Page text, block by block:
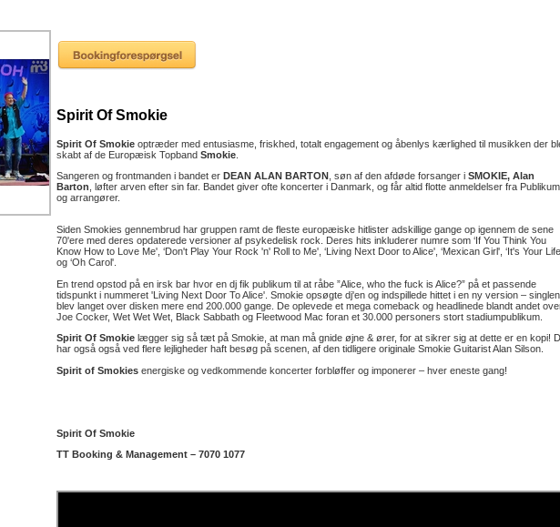
Spirit Of Smokie
Spirit Of Smokieoptræder med entusiasme, friskhed, totalt engagement og åbenlys kærlighed til musikken der
skabt af de Europæisk Topband Smokie.
Sangeren og frontmanden i bandet er DEAN ALAN BARTON, søn af den afdøde forsanger i SMOKIE, Alan
Barton , løfter arven efter sin far. Bandet giver ofte koncerter i Danmark, og får altid flotte anmeldelser fra Publikum,
og arrangører.
Siden Smokies gennembrud har gruppen ramt de fleste europæiske hitlister adskillige gange op igennem de sene
70'ere med deres opdaterede versioner af psykedelisk rock. Deres hits inkluderer numre som ‘If You Think You
Know How to Love Me', ‘Don't Play Your Rock 'n' Roll to Me', ‘Living Next Door to Alice', ‘Mexican Girl', ‘It's Your
og ‘Oh Carol'.
En trend opstod på en irsk bar hvor en dj fik publikum til at råbe ”Alice, who the fuck is Alice?” på et passende
tidspunkt i nummeret 'Living Next Door To Alice'. Smokie opsøgte dj'en og indspillede hittet i en ny version – singlen
blev langet over disken mere end 200.000 gange. De oplevede et mega comeback og headlinede blandt andet
Joe Cocker, Wet Wet Wet, Black Sabbath og Fleetwood Mac foran et 30.000 personers stort stadiumpublikum.
Spirit Of Smokielægger sig så tæt på Smokie, at man må gnide øjne & ører, for at sikrer sig at dette er en kopi!
har også også ved flere lejligheder haft besøg på scenen, af den tidligere originale Smokie Guitarist Alan Silson.
Spirit of Smokiesenergiske og vedkommende koncerter forbløffer og imponerer – hver eneste gang!
Spirit Of Smokie
TT Booking & Management – 7070 1077